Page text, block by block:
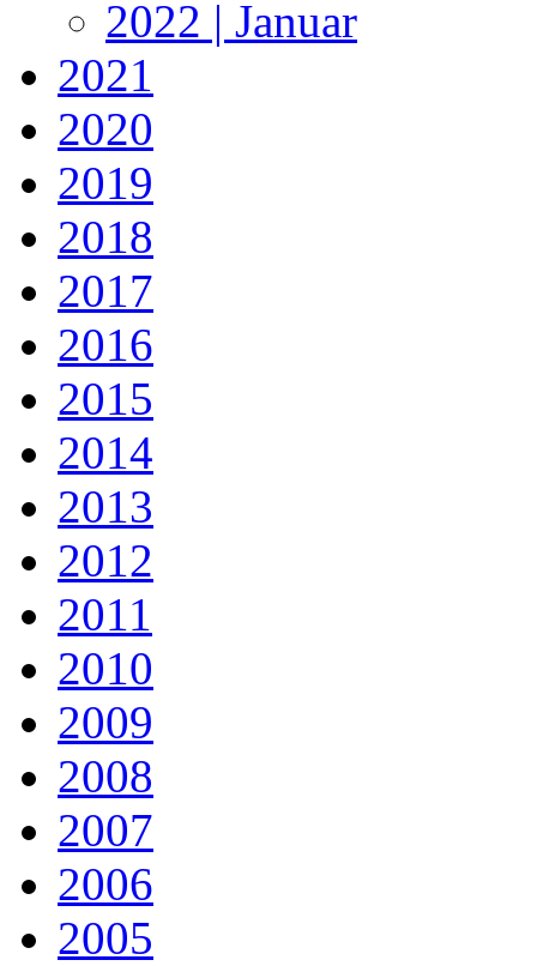
2022 | Januar
2021
2020
2019
2018
2017
2016
2015
2014
2013
2012
2011
2010
2009
2008
2007
2006
2005